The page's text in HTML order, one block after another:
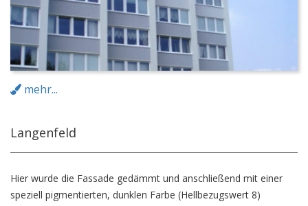
mehr...
Langenfeld
Hier wurde die Fassade gedämmt und anschließend mit einer
speziell pigmentierten, dunklen Farbe (Hellbezugswert 8)